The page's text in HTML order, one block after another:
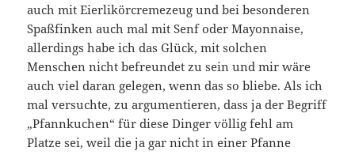
auch mit Eierlikörcremezeug und bei besonderen
Spaßfinken auch mal mit Senf oder Mayonnaise,
allerdings habe ich das Glück, mit solchen
Menschen nicht befreundet zu sein und mir wäre
auch viel daran gelegen, wenn das so bliebe. Als ich
mal versuchte, zu argumentieren, dass ja der Begriff
„Pfannkuchen“ für diese Dinger völlig fehl am
Platze sei, weil die ja gar nicht in einer Pfanne